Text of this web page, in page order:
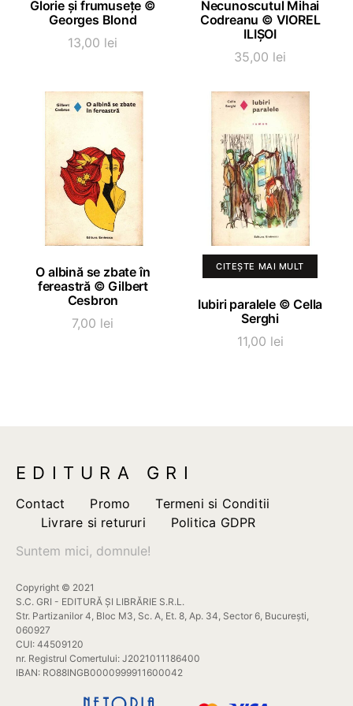
Glorie și frumusețe ©
Georges Blond
13,00 lei
Necunoscutul Mihai
Codreanu © VIOREL
ILIȘOI
35,00 lei
ADAUGĂ ÎN COȘ
O albină se zbate în
fereastră © Gilbert
Cesbron
7,00 lei
CITEȘTE MAI MULT
Iubiri paralele © Cella
Serghi
11,00 lei
EDITURA GRI
Contact Promo
Termeni si Conditii
Livrare si retururi
Politica GDPR
Suntem mici, domnule!
Copyright © 2021
S.C. GRI - EDITURĂ ȘI LIBRĂRIE S.R.L.
Str. Partizanilor 4, Bloc M3, Sc. A, Et. 8, Ap. 34, Sector 6, București,
060927
CUI: 44509120
nr. Registrul Comertului: J2021011186400
IBAN: RO88INGB0000999911600042